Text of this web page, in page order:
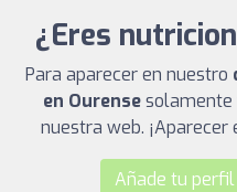
¿Eres
Para aparecer en nuestro
en Ourensesolamente
nuestra web.
Añade tu